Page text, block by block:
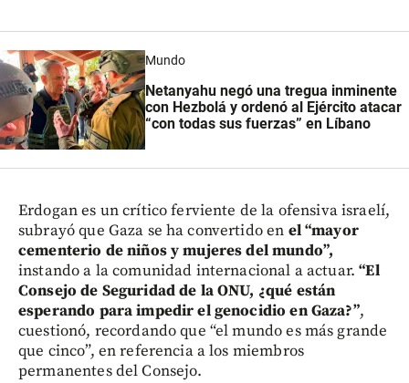
Mundo
Netanyahu negó una tregua inminente
con Hezbolá y ordenó al Ejército atacar
“con todas sus fuerzas” en Líbano
Erdogan es un crítico ferviente de la ofensiva israelí,
subrayó que Gaza se ha convertido en el “mayor
cementerio de niños y mujeres del mundo”,
instando a la comunidad internacional a actuar.“El
Consejo de Seguridad de la ONU, ¿qué están
esperando para impedir el genocidio en Gaza?”,
cuestionó, recordando que “el mundo es más grande
que cinco”, en referencia a los miembros
permanentes del Consejo.